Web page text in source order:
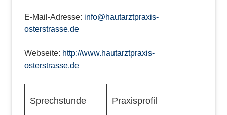
E-Mail-Adresse: info@hautarztpraxis-
osterstrasse.de
Webseite: http://www.hautarztpraxis-
osterstrasse.de
Sprechstunde Praxisprofil